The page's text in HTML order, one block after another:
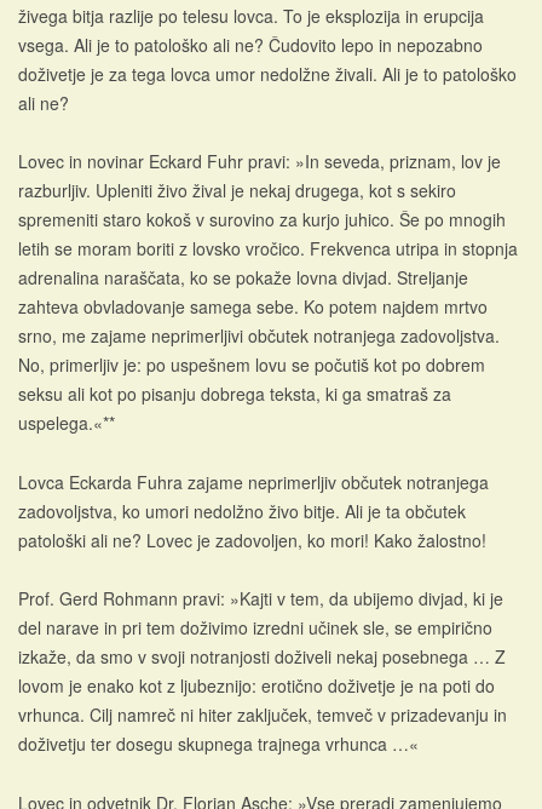
živega bitja razlije po telesu lovca. To je eksplozija in erupcija
vsega. Ali je to patološko ali ne? Čudovito lepo in nepozabno
doživetje je za tega lovca umor nedolžne živali. Ali je to patološko
ali ne?
Lovec in novinar Eckard Fuhr pravi: »In seveda, priznam, lov je
razburljiv. Upleniti živo žival je nekaj drugega, kot s sekiro
spremeniti staro kokoš v surovino za kurjo juhico. Še po mnogih
letih se moram boriti z lovsko vročico. Frekvenca utripa in stopnja
adrenalina naraščata, ko se pokaže lovna divjad. Streljanje
zahteva obvladovanje samega sebe. Ko potem najdem mrtvo
srno, me zajame neprimerljivi občutek notranjega zadovoljstva.
No, primerljiv je: po uspešnem lovu se počutiš kot po dobrem
seksu ali kot po pisanju dobrega teksta, ki ga smatraš za
uspelega.«**
Lovca Eckarda Fuhra zajame neprimerljiv občutek notranjega
zadovoljstva, ko umori nedolžno živo bitje. Ali je ta občutek
patološki ali ne? Lovec je zadovoljen, ko mori! Kako žalostno!
Prof. Gerd Rohmann pravi: »Kajti v tem, da ubijemo divjad, ki je
del narave in pri tem doživimo izredni učinek sle, se empirično
izkaže, da smo v svoji notranjosti doživeli nekaj posebnega … Z
lovom je enako kot z ljubeznijo: erotično doživetje je na poti do
vrhunca. Cilj namreč ni hiter zaključek, temveč v prizadevanju in
doživetju ter dosegu skupnega trajnega vrhunca …«
Lovec in odvetnik Dr. Florian Asche: »Vse preradi zamenjujemo